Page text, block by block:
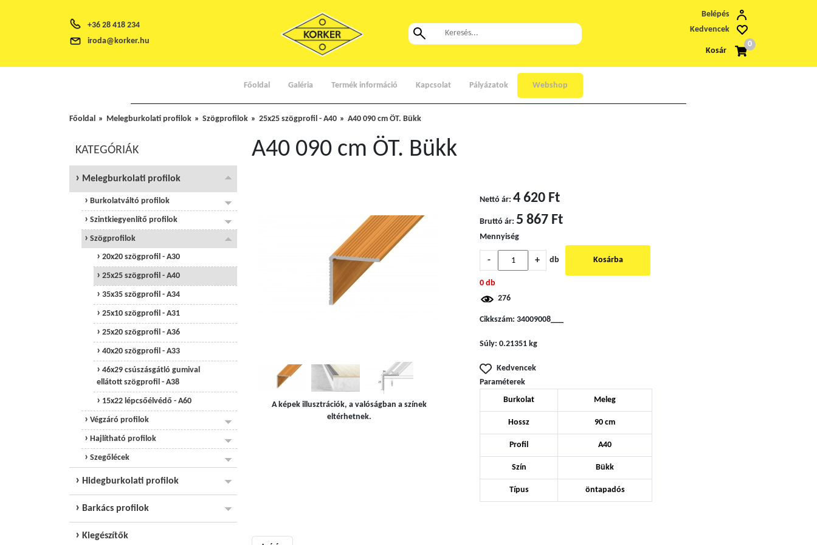
+36 28 418 234
iroda@korker.hu
Belépés
Kedvencek
Kosár
0
Főoldal Galéria Termék információ Kapcsolat Pályázatok Webshop
Főoldal Melegburkolati profilok Szögprofilok 25x25 szögprofil - A40 A40 090 cm ÖT. Bükk
KATEGÓRIÁK
Melegburkolati profilok
Burkolatváltó profilok
Szintkiegyenlítő profilok
Szögprofilok
20x20 szögprofil - A30
25x25 szögprofil - A40
35x35 szögprofil - A34
25x10 szögprofil - A31
25x20 szögprofil - A36
40x20 szögprofil - A33
46x29 csúszásgátló gumival
ellátott szögprofil - A38
15x22 lépcsőélvédő - A60
Végzáró profilok
Hajlítható profilok
Szegőlécek
Hidegburkolati profilok
Barkács profilok
Kiegészítők
A40 090 cm ÖT. Bükk
A képek illusztrációk, a valóságban a színek
eltérhetnek.
Nettó ár: 4 620 Ft
Bruttó ár: 5 867 Ft
Mennyiség
- + db Kosárba
0 db
276
Cikkszám: 34009008___
Súly: 0.21351 kg
Kedvencek
Paraméterek
Burkolat Meleg
Hossz 90 cm
Profil A40
Szín Bükk
Típus öntapadós